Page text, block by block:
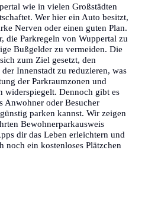
wie in vielen Großstädten
Wer hier ein Auto besitzt,
Nerven oder einen guten Plan.
die Parkregeln von Wuppertal zu
Bußgelder zu vermeiden. Die
zum Ziel gesetzt, den
Innenstadt zu reduzieren, was
der Parkraumzonen und
widerspiegelt. Dennoch gibt es
Anwohner oder Besucher
parken kannst. Wir zeigen
Bewohnerparkausweis
dir das Leben erleichtern und
noch ein kostenloses Plätzchen